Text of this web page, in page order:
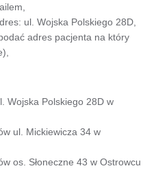
ul. Wojska Polskiego 28D,
adres pacjenta na który
Wojska Polskiego 28D w
ul. Mickiewicza 34 w
os. Słoneczne 43 w Ostrowcu